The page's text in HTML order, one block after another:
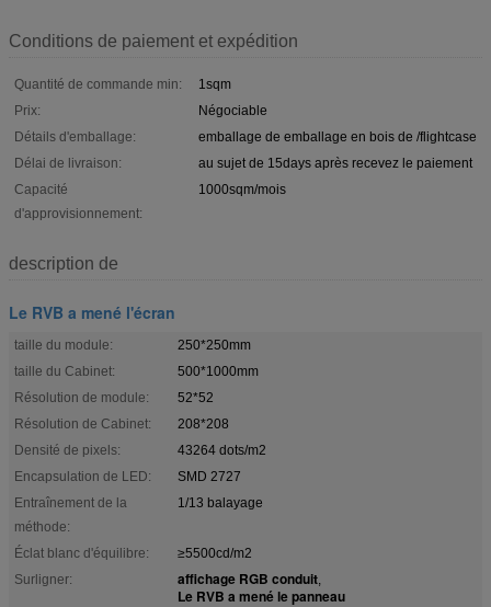
Conditions de paiement et expédition
Quantité de commande min:
1sqm
Prix:
Négociable
Détails d'emballage:
emballage de emballage en bois de /flightcase
Délai de livraison:
au sujet de 15days après recevez le paiement
Capacité
d'approvisionnement:
1000sqm/mois
description de
Le RVB a mené l'écran
taille du module:
250*250mm
taille du Cabinet:
500*1000mm
Résolution de module:
52*52
Résolution de Cabinet:
208*208
Densité de pixels:
43264 dots/m2
Encapsulation de LED:
SMD 2727
Entraînement de la
méthode:
1/13 balayage
Éclat blanc d'équilibre:
≥5500cd/m2
Surligner:
affichage RGB conduit,
Le RVB a mené le panneau